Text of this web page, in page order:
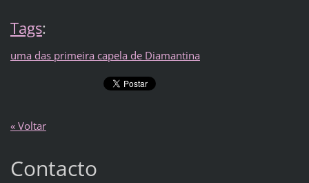
Tags:
uma das primeira capela de Diamantina
« Voltar
Contacto